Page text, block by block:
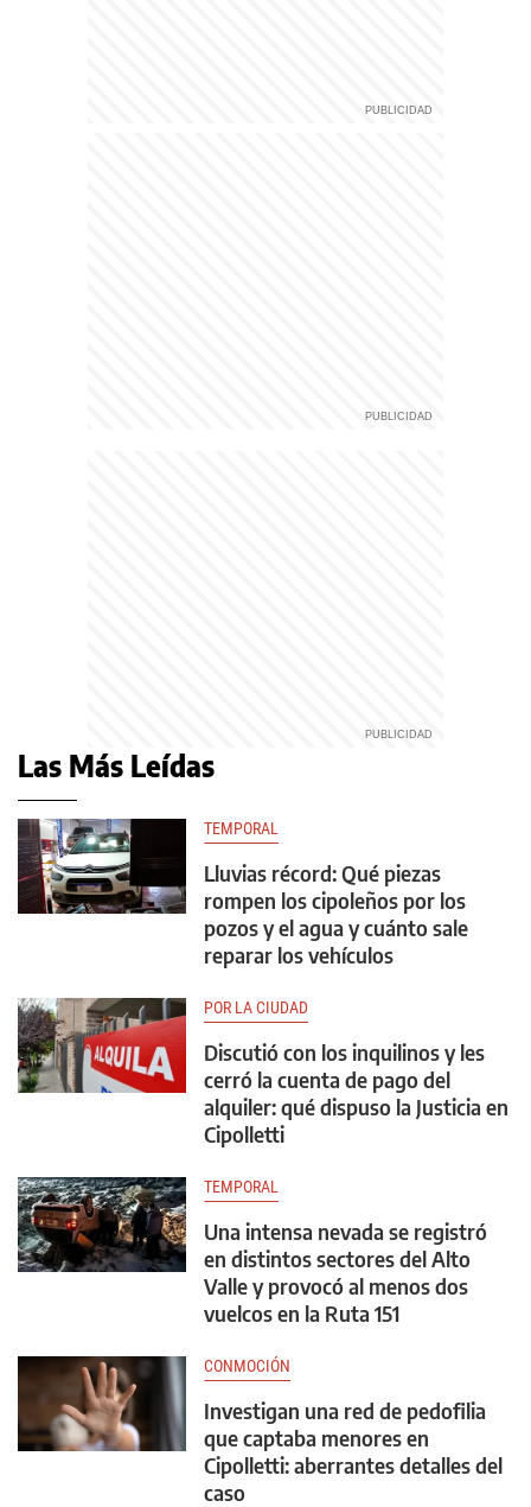
Las Más Leídas
TEMPORAL
Lluvias récord: Qué piezas
rompen los cipoleños por los
pozos y el agua y cuánto sale
reparar los vehículos
POR LA CIUDAD
Discutió con los inquilinos y les
cerró la cuenta de pago del
alquiler: qué dispuso la Justicia en
Cipolletti
TEMPORAL
Una intensa nevada se registró
en distintos sectores del Alto
Valle y provocó al menos dos
vuelcos en la Ruta 151
CONMOCIÓN
Investigan una red de pedofilia
que captaba menores en
Cipolletti: aberrantes detalles del
caso